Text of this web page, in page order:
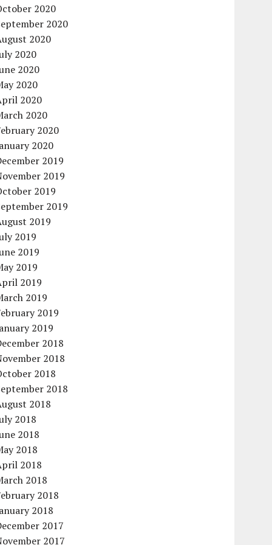
2020
2020
2020
2020
2020
2020
2020
2020
2020
2020
2019
2019
2019
2019
2019
2019
2019
2019
2019
2019
2019
2019
2018
2018
2018
2018
2018
2018
2018
2018
2018
2018
2018
2018
2017
2017